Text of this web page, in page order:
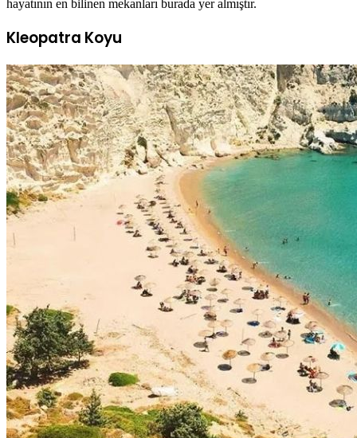
hayatının en bilinen mekanları burada yer almıştır.
Kleopatra Koyu